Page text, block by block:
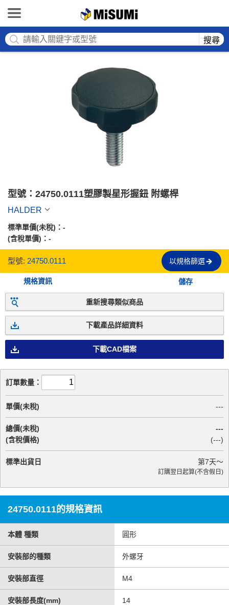
搜尋
型號：24750.0111塑膠製星形握鈕 附螺桿
HALDER
標準單價(未稅)： -
(含稅單價)： -
型號: 24750.0111 以規格篩選
規格資訊 儲存
重新搜尋類似商品
下載產品詳細資料
下載CAD檔案
訂單數量：
單價(未稅) ---
總價(未稅)
(含稅價格)
---
(---)
標準出貨日 第7天～
訂購翌日起算(不含假日)
24750.0111的規格資訊
本體 種類 圓形
安裝部的種類 外螺牙
安裝部直徑 M4
安裝部長度(mm) 14